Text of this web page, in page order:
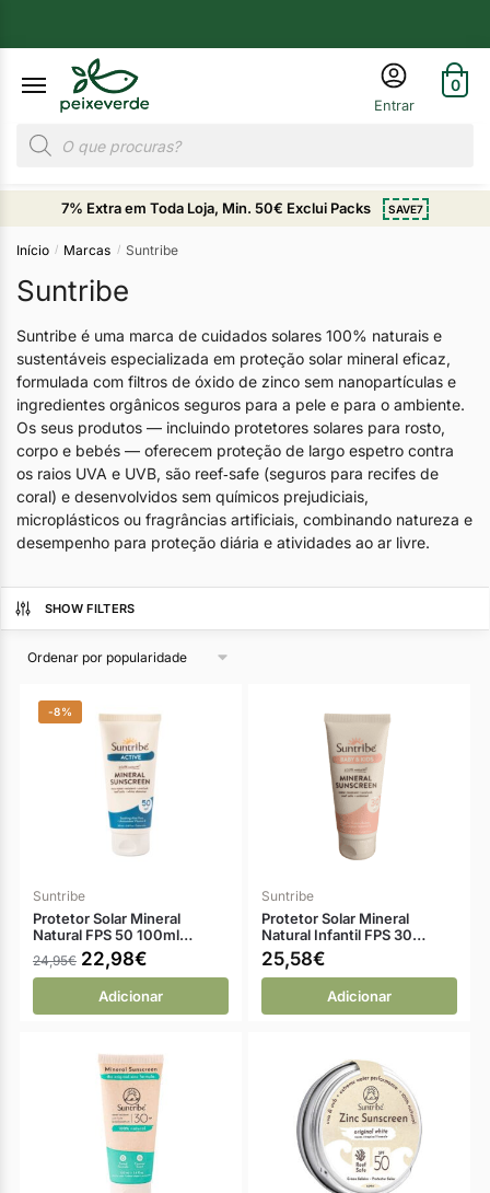
0
7% Extra em Toda Loja, Min. 50€ Exclui Packs SAVE7
Início / Marcas / Suntribe
Suntribe
Suntribe é uma marca de cuidados solares 100% naturais e
sustentáveis especializada em proteção solar mineral eficaz,
formulada com filtros de óxido de zinco sem nanopartículas e
ingredientes orgânicos seguros para a pele e para o ambiente.
Os seus produtos — incluindo protetores solares para rosto,
corpo e bebés — oferecem proteção de largo espetro contra
os raios UVA e UVB, são reef‑safe (seguros para recifes de
coral) e desenvolvidos sem químicos prejudiciais,
microplásticos ou fragrâncias artificiais, combinando natureza e
desempenho para proteção diária e atividades ao ar livre.
SHOW FILTERS
-8%
Suntribe
Protetor Solar Mineral
Natural FPS 50 100ml…
24,95€ 22,98€
Adicionar
Suntribe
Protetor Solar Mineral
Natural Infantil FPS 30…
25,58€
Adicionar